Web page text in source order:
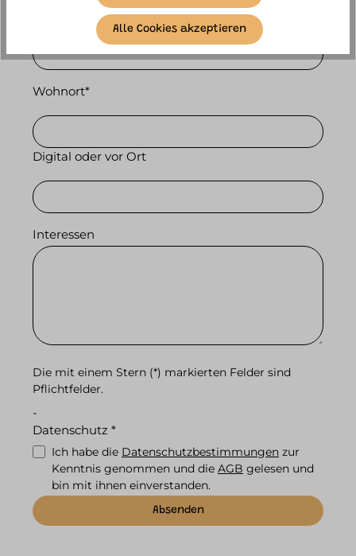
Telefonummer
Wohnort*
Digital oder vor Ort
Interessen
Die mit einem Stern (*) markierten Felder sind
Pflichtfelder.
-
Datenschutz *
Ich habe die Datenschutzbestimmungen zur
Kenntnis genommen und die AGB gelesen und
bin mit ihnen einverstanden.
Absenden
Alle Cookies akzeptieren